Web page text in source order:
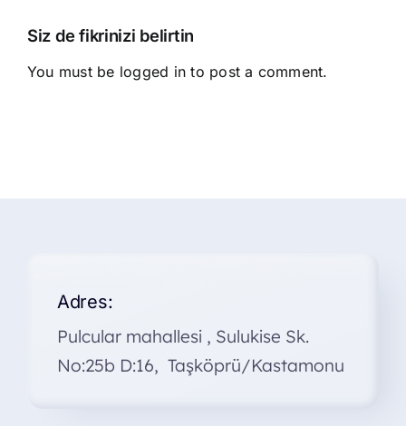
Siz de fikrinizi belirtin
You must be logged in to post a comment.
Adres:
Pulcular mahallesi , Sulukise Sk.
No:25b D:16, Taşköprü/Kastamonu